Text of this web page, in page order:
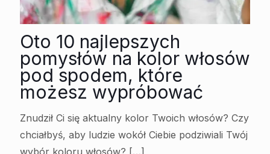
Oto 10 najlepszych
pomysłów na kolor włosów
pod spodem, które
możesz wypróbować
Znudził Ci się aktualny kolor Twoich włosów? Czy
chciałbyś, aby ludzie wokół Ciebie podziwiali Twój
wybór koloru włosów? […]